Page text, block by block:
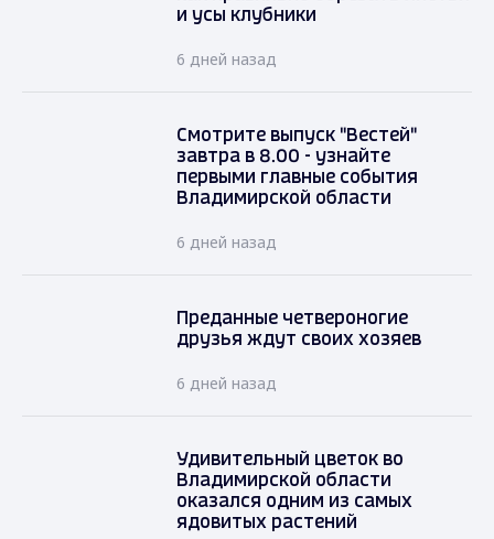
и усы клубники
6 дней назад
Смотрите выпуск "Вестей"
завтра в 8.00 - узнайте
первыми главные события
Владимирской области
6 дней назад
Преданные четвероногие
друзья ждут своих хозяев
6 дней назад
Удивительный цветок во
Владимирской области
оказался одним из самых
ядовитых растений